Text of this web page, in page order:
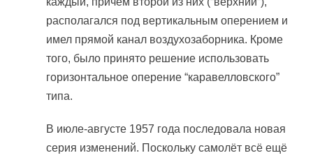
располагался под вертикальным оперением и
имел прямой канал воздухозаборника. Кроме
того, было принято решение использовать
горизонтальное оперение “каравелловского”
типа.
В июле-августе 1957 года последовала новая
серия изменений. Поскольку самолёт всё ещё